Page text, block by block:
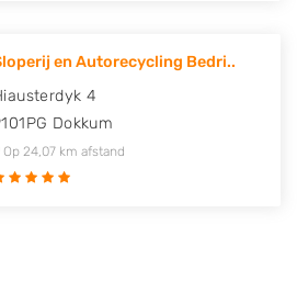
en Autorecycling Bedri..
4
Dokkum
Op 24,07 km afstand